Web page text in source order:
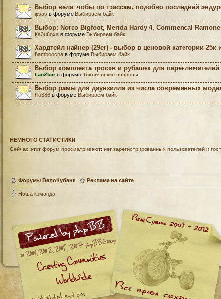
Выбор вела, чобы по трассам, подобно последней
ipsas в форуме Выбираем байк
Выбор: Norco Bigfoot, Merida Hardy 4, Commencal
Ka3u6oxa в форуме Выбираем байк
Хардтейл найнер (29er) - выбор в ценовой категории 25к
Bamboocha в форуме Выбираем байк
Выбор комплекта тросов и рубашек для переключателей
hacZkerв форуме Технические вопросы
Выбор рамы для даунхилла из числа современных
hlu386 в форуме Выбираем байк
НЕМНОГО СТАТИСТИКИ
Сейчас этот форум просматривают: нет зарегистрированных пользователей и
Форумы ВелоКубани Реклама на сайте
Наша команда